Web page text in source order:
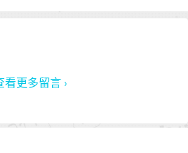
看更多留言 ›